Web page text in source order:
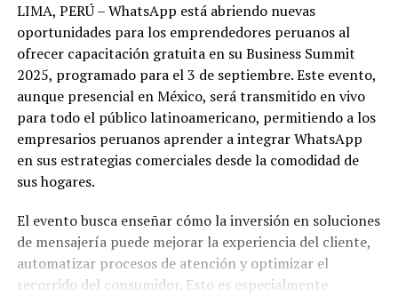
LIMA, PERÚ – WhatsApp está abriendo nuevas
oportunidades para los emprendedores peruanos al
ofrecer capacitación gratuita en su Business Summit
2025, programado para el 3 de septiembre. Este evento,
aunque presencial en México, será transmitido en vivo
para todo el público latinoamericano, permitiendo a los
empresarios peruanos aprender a integrar WhatsApp
en sus estrategias comerciales desde la comodidad de
sus hogares.
El evento busca enseñar cómo la inversión en soluciones
de mensajería puede mejorar la experiencia del cliente,
automatizar procesos de atención y optimizar el
recorrido del consumidor. Esto es especialmente